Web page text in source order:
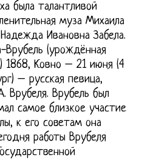
была талантливой
муза Михаила
Ивановна Забела.
Врубель (урождённая
1868, Ковно – 21 июня (4
– русская певица,
Врубеля. Врубель был
самое близкое участие
к его советам она
работы Врубеля